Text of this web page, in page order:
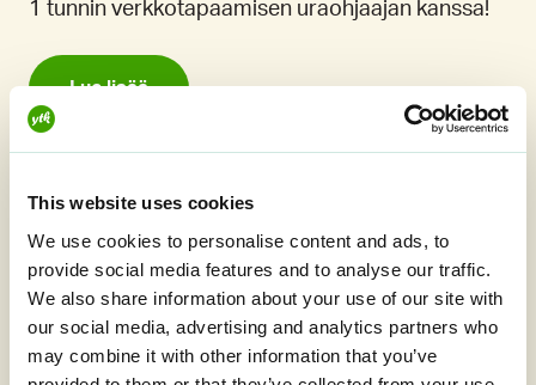
This website uses cookies
We use cookies to personalise content and ads, to
provide social media features and to analyse our traffic.
We also share information about your use of our site with
our social media, advertising and analytics partners who
may combine it with other information that you’ve
1 tunnin verkkotapaamisen uraohjaajan kanssa!
Lue lisää